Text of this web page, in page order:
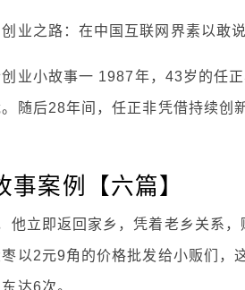
业之路：在中国互联网界素以敢说
业小故事一 1987年，43岁的任
随后28年间，任正非凭借持续创
事案例【六篇】
他立即返回家乡，凭着老乡关系
以2元9角的价格批发给小贩们，
达6次。